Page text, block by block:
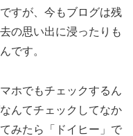
すが、今もブログは残
の思い出に浸ったりも
です。
ホでもチェックするん
んてチェックしてなか
みたら「ドイヒー」で